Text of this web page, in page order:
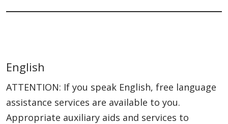
English
ATTENTION: If you speak English, free language
assistance services are available to you.
Appropriate auxiliary aids and services to